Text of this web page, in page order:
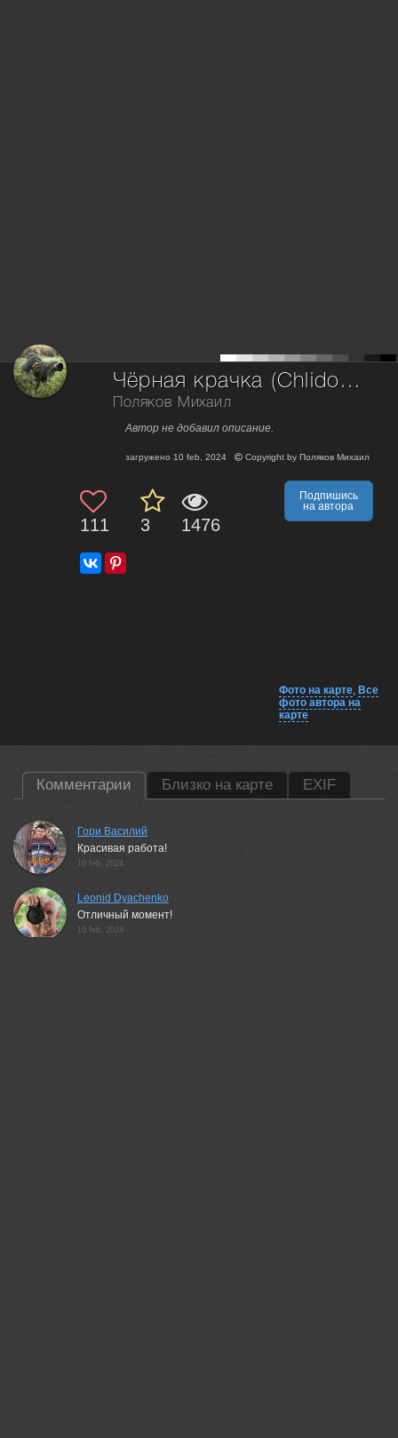
Чёрная крачка (Chlidonias niger)
Поляков Михаил
Автор не добавил описание.
загружено 10 feb, 2024 Copyright by Поляков Михаил
111 3 1476
Подпишись
на автора
Фото на карте, Все
фото автора на
карте
Комментарии Близко на карте EXIF
Гори Василий
Красивая работа!
10 feb, 2024
Leonid Dyachenko
Отличный момент!
10 feb, 2024